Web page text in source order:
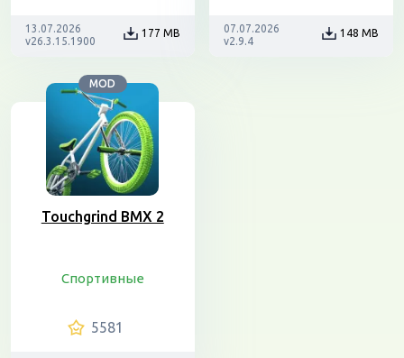
13.07.2026
v26.3.15.1900
177 MB
07.07.2026
v2.9.4
148 MB
MOD
Touchgrind BMX 2
Спортивные
5581